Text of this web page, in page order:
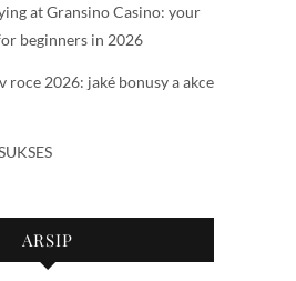
at Gransino Casino: your
beginners in 2026
roce 2026: jaké bonusy a akce
ARSIP